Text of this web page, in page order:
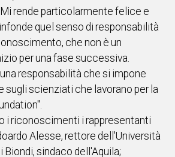
rende particolarmente felice e
quel senso di responsabilità
che non è un
per una fase successiva.
responsabilità che si impone
sugli scienziati che lavorano per la
i riconoscimenti i rappresentanti
Alesse, rettore dell'Università
Biondi, sindaco dell'Aquila;